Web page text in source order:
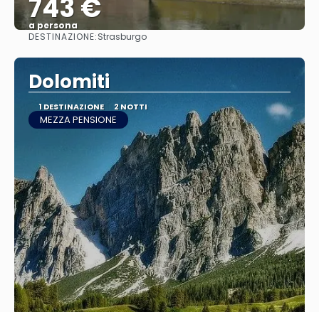
743 €
a persona
Vedere
DESTINAZIONE:Strasburgo
Dolomiti
1 DESTINAZIONE 2 NOTTI
MEZZA PENSIONE